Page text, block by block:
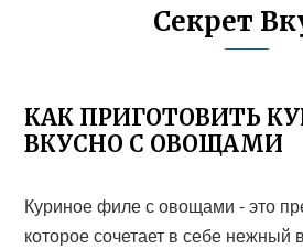
Секрет
КАК ПРИГОТОВИТЬ
ВКУСНО С ОВОЩАМИ
Куриное филе с овощами - это
которое сочетает в себе нежный